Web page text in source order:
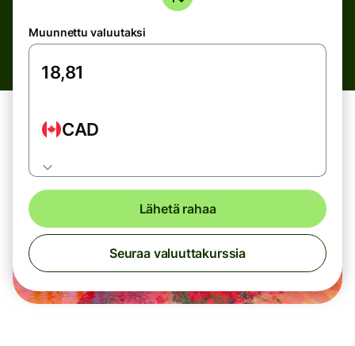
Muunnettu valuutaksi
CAD
Lähetä rahaa
Seuraa valuuttakurssia